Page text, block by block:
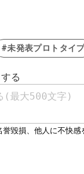
#未発表プロトタイ